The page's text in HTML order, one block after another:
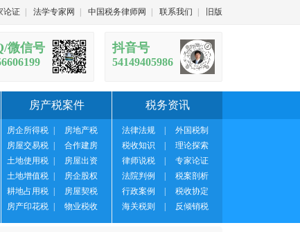
论证 法学专家网 中国税务律师网 联系我们 旧版
微信号 抖音号
54149405986
房产税案件
房企所得税
房地产税
房屋交易税
合作建房
土地使用税
房屋出资
土地增值税
房企股权
耕地占用税
房屋契税
房产印花税
物业税收
税务资讯
法律法规
外国税制
税收知识
理论探索
律师说税
专家论证
法院判例
税案剖析
行政案例
税收协定
海关税则
反倾销税